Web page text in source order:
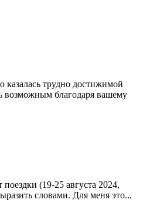
казалась трудно достижимой
возможным благодаря вашему
(19-25 августа 2024,
словами. Для меня это...